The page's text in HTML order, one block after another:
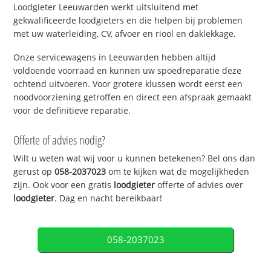
Loodgieter Leeuwarden werkt uitsluitend met
gekwalificeerde loodgieters en die helpen bij problemen
met uw waterleiding, CV, afvoer en riool en daklekkage.
Onze servicewagens in Leeuwarden hebben altijd
voldoende voorraad en kunnen uw spoedreparatie deze
ochtend uitvoeren. Voor grotere klussen wordt eerst een
noodvoorziening getroffen en direct een afspraak gemaakt
voor de definitieve reparatie.
Offerte of advies nodig?
Wilt u weten wat wij voor u kunnen betekenen? Bel ons dan
gerust op058-2037023 om te kijken wat de mogelijkheden
zijn. Ook voor een gratis loodgieter offerte of advies over
loodgieter. Dag en nacht bereikbaar!
058-2037023